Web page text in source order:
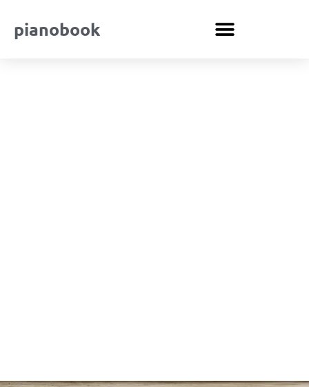
pianobook